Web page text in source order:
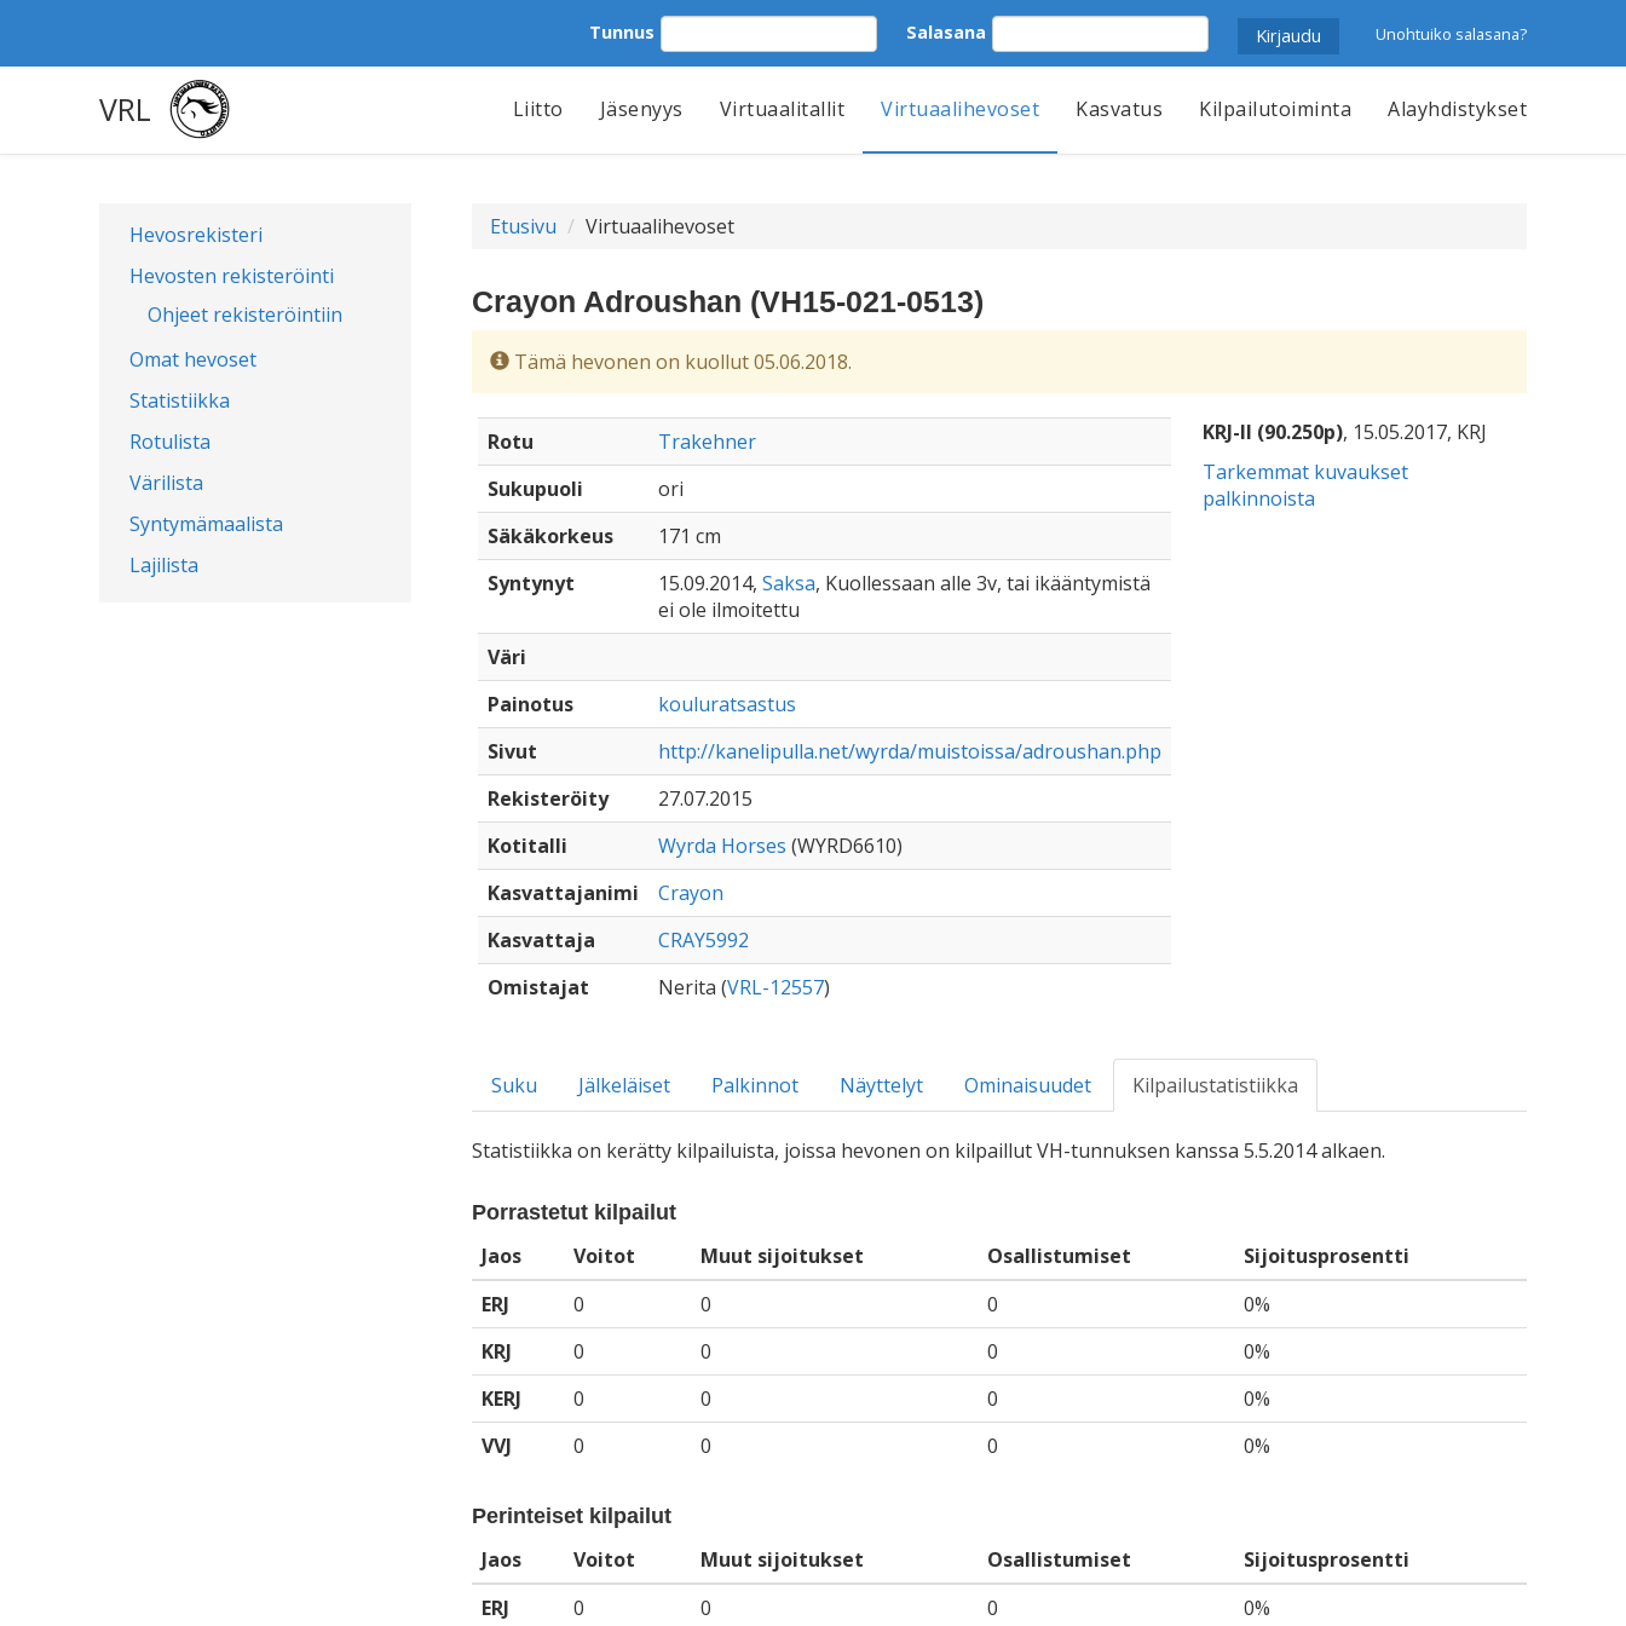
Tunnus Salasana Unohtuiko salasana?
VRL Liitto Jäsenyys Virtuaalitallit Virtuaalihevoset Kasvatus Kilpailutoiminta Alayhdistykset
Hevosrekisteri
Hevosten rekisteröinti
Ohjeet rekisteröintiin
Omat hevoset
Statistiikka
Rotulista
Värilista
Syntymämaalista
Lajilista
Etusivu Virtuaalihevoset
Crayon Adroushan (VH15-021-0513)
Tämä hevonen on kuollut 05.06.2018.
Rotu
Trakehner
Sukupuoli
ori
Säkäkorkeus
171 cm
Syntynyt
15.09.2014, Saksa, Kuollessaan alle 3v, tai ikääntymistä
ei ole ilmoitettu
Väri
Painotus
kouluratsastus
Sivut
http://kanelipulla.net/wyrda/muistoissa/adroushan.php
Rekisteröity
27.07.2015
Kotitalli
Wyrda Horses (WYRD6610)
Kasvattajanimi
Crayon
Kasvattaja
CRAY5992
Omistajat
Nerita (VRL-12557)
KRJ-II (90.250p), 15.05.2017, KRJ
Tarkemmat kuvaukset
palkinnoista
Suku Jälkeläiset Palkinnot Näyttelyt Ominaisuudet Kilpailustatistiikka
Statistiikka on kerätty kilpailuista, joissa hevonen on kilpaillut VH-tunnuksen kanssa 5.5.2014 alkaen.
Porrastetut kilpailut
Jaos Voitot Muut sijoitukset Osallistumiset
Sijoitusprosentti
ERJ
0 0 0
0%
KRJ
0 0 0
0%
KERJ
0 0 0
0%
VVJ
0 0 0 0%
Perinteiset kilpailut
Jaos Voitot Muut sijoitukset Osallistumiset
Sijoitusprosentti
ERJ
0 0 0 0%